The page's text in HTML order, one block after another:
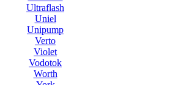
Ultraflash
Uniel
Unipump
Verto
Violet
Vodotok
Worth